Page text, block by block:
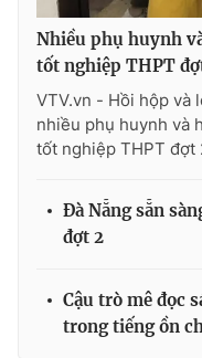
Nhiều phụ huynh
tốt nghiệp THPT
VTV.vn - Hồi hộp và
nhiều phụ huynh và
tốt nghiệp THPT đợt
Đà Nẵng sẵn
đợt 2
Cậu trò mê đọc
trong tiếng ồn